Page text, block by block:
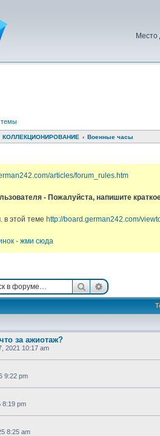
Место
темы
КОЛЛЕКЦИОНИРОВАНИЕ Военные часы
articles/forum_rules.htm
- Пожалуйста, напишите
в этой теме http://board.german242.com/
- жми сюда
Поиск
за ажиотаж?
2021 10:17 am
9:22 pm
8:19 pm
8:25 am